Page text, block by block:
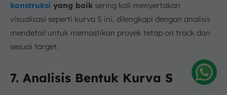
konstruksi yang baik sering kali menyertakan
visualisasi seperti kurva S ini, dilengkapi dengan analisis
mendetail untuk memastikan proyek tetap on track dan
sesuai target.
7. Analisis Bentuk Kurva S